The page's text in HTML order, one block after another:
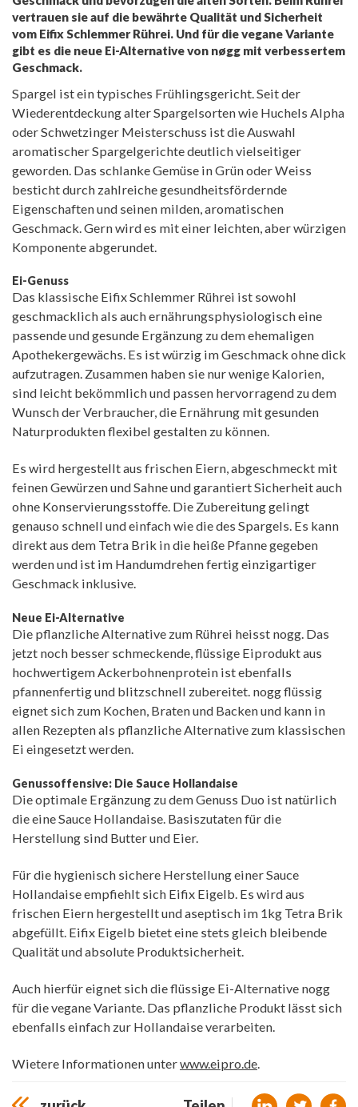
vertrauen sie auf die bewährte Qualität und Sicherheit
vom Eifix Schlemmer Rührei. Und für die vegane Variante
gibt es die neue Ei-Alternative von nøgg mit verbessertem
Geschmack.
Spargel ist ein typisches Frühlingsgericht. Seit der
Wiederentdeckung alter Spargelsorten wie Huchels Alpha
oder Schwetzinger Meisterschuss ist die Auswahl
aromatischer Spargelgerichte deutlich vielseitiger
geworden. Das schlanke Gemüse in Grün oder Weiss
besticht durch zahlreiche gesundheitsfördernde
Eigenschaften und seinen milden, aromatischen
Geschmack. Gern wird es mit einer leichten, aber würzigen
Komponente abgerundet.
Ei-Genuss
Das klassische Eifix Schlemmer Rührei ist sowohl
geschmacklich als auch ernährungsphysiologisch eine
passende und gesunde Ergänzung zu dem ehemaligen
Apothekergewächs. Es ist würzig im Geschmack ohne dick
aufzutragen. Zusammen haben sie nur wenige Kalorien,
sind leicht bekömmlich und passen hervorragend zu dem
Wunsch der Verbraucher, die Ernährung mit gesunden
Naturprodukten flexibel gestalten zu können.
Es wird hergestellt aus frischen Eiern, abgeschmeckt mit
feinen Gewürzen und Sahne und garantiert Sicherheit auch
ohne Konservierungsstoffe. Die Zubereitung gelingt
genauso schnell und einfach wie die des Spargels. Es kann
direkt aus dem Tetra Brik in die heiße Pfanne gegeben
werden und ist im Handumdrehen fertig einzigartiger
Geschmack inklusive.
Neue Ei-Alternative
Die pflanzliche Alternative zum Rührei heisst nogg. Das
jetzt noch besser schmeckende, flüssige Eiprodukt aus
hochwertigem Ackerbohnenprotein ist ebenfalls
pfannenfertig und blitzschnell zubereitet. nogg flüssig
eignet sich zum Kochen, Braten und Backen und kann in
allen Rezepten als pflanzliche Alternative zum klassischen
Ei eingesetzt werden.
Genussoffensive: Die Sauce Hollandaise
Die optimale Ergänzung zu dem Genuss Duo ist natürlich
die eine Sauce Hollandaise. Basiszutaten für die
Herstellung sind Butter und Eier.
Für die hygienisch sichere Herstellung einer Sauce
Hollandaise empfiehlt sich Eifix Eigelb. Es wird aus
frischen Eiern hergestellt und aseptisch im 1kg Tetra Brik
abgefüllt. Eifix Eigelb bietet eine stets gleich bleibende
Qualität und absolute Produktsicherheit.
Auch hierfür eignet sich die flüssige Ei-Alternative nogg
für die vegane Variante. Das pflanzliche Produkt lässt sich
ebenfalls einfach zur Hollandaise verarbeiten.
Wietere Informationen unterwww.eipro.de